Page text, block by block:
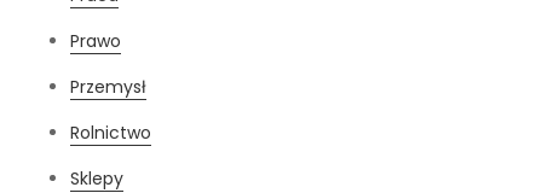
Prawo
Przemysł
Rolnictwo
Sklepy